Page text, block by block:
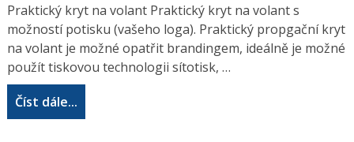
Praktický kryt na volant Praktický kryt na volant s
možností potisku (vašeho loga). Praktický propgační kryt
na volant je možné opatřit brandingem, ideálně je možné
použít tiskovou technologii sítotisk, …
Číst dále...